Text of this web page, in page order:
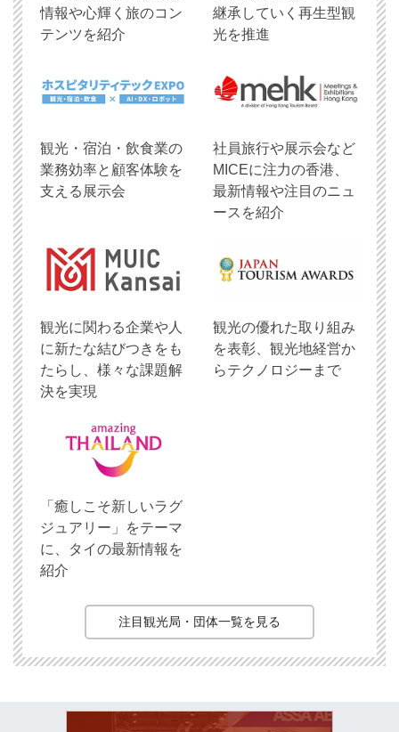
情報や心輝く旅のコン
テンツを紹介
継承していく再生型観
光を推進
観光・宿泊・飲食業の
業務効率と顧客体験を
支える展示会
社員旅行や展示会など
MICEに注力の香港、
最新情報や注目のニュ
ースを紹介
観光に関わる企業や人
に新たな結びつきをも
たらし、様々な課題解
決を実現
観光の優れた取り組み
を表彰、観光地経営か
らテクノロジーまで
「癒しこそ新しいラグ
ジュアリー」をテーマ
に、タイの最新情報を
紹介
注目観光局・団体一覧を見る